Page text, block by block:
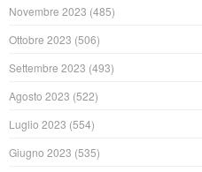
Novembre 2023 (485)
Ottobre 2023 (506)
Settembre 2023 (493)
Agosto 2023 (522)
Luglio 2023 (554)
Giugno 2023 (535)